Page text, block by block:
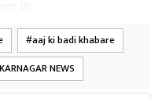
aaj ki badi khabare
NEWS